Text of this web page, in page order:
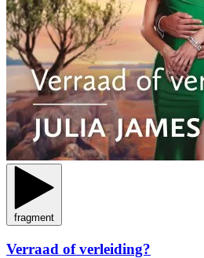
fragment
Verraad of verleiding?